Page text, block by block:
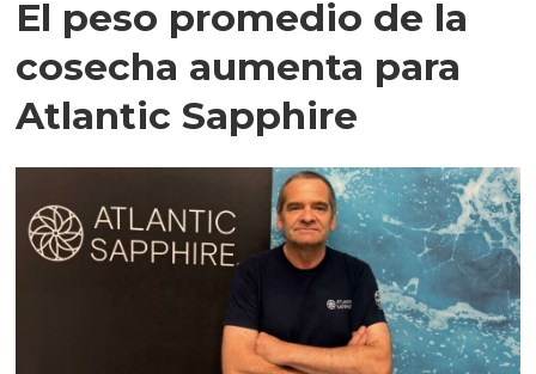
El peso promedio de la
cosecha aumenta para
Atlantic Sapphire